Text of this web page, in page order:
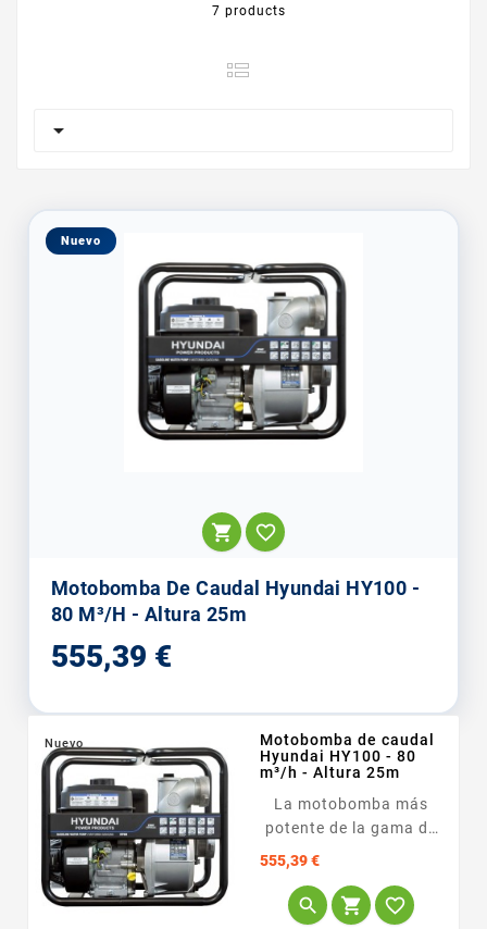
7 products

Nuevo
 
Motobomba De Caudal Hyundai HY100 -
80 M³/h - Altura 25m
555,39 €Precio
Nuevo
Motobomba de caudal
Hyundai HY100 - 80
m³/h - Altura 25m
La motobomba más
potente de la gama de
555,39 €Precio
  